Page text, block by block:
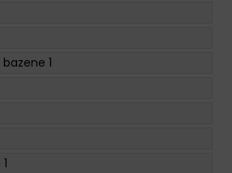
bazene 1
1